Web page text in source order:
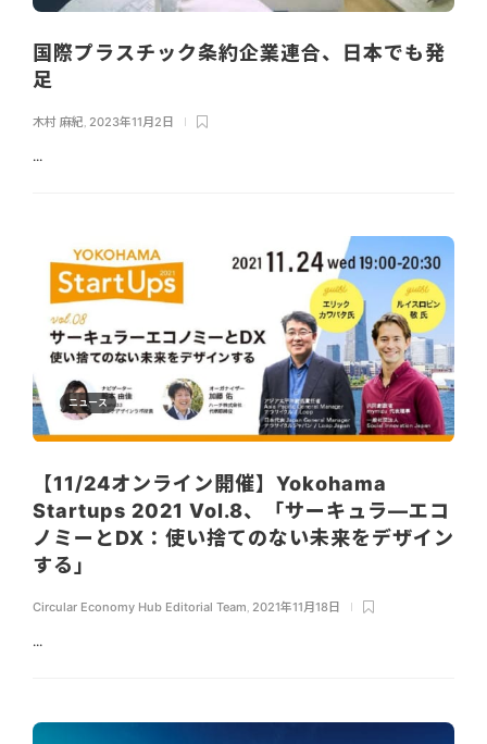
国際プラスチック条約企業連合、日本でも発
足
木村 麻紀 2023年11月2日
...
ニュース
【11/24オンライン開催】Yokohama
Startups 2021 Vol.8、「サーキュラ―エコ
ノミーとDX：使い捨てのない未来をデザイン
する」
Circular Economy Hub Editorial Team 2021年11月18日
...